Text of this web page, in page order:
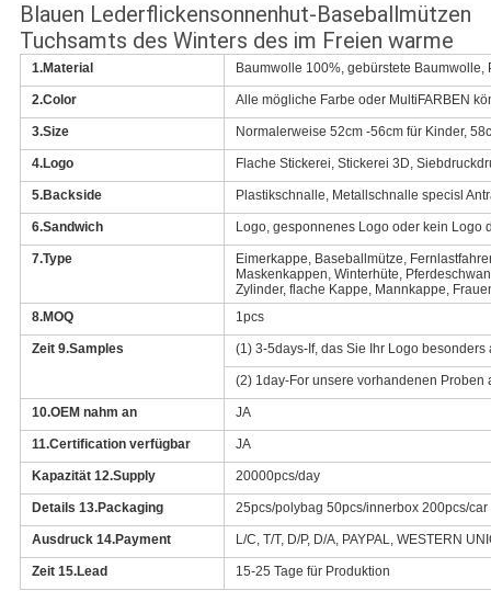
Blauen Lederflickensonnenhut-Baseballmützen
Tuchsamts des Winters des im Freien warme
1.Material Baumwolle 100%, gebürstete Baumwolle,
2.Color Alle mögliche Farbe oder MultiFARBEN
3.Size Normalerweise 52cm -56cm für Kinder,
4.Logo Flache Stickerei, Stickerei 3D,
5.Backside Plastikschnalle, Metallschnalle specisl
6.Sandwich Logo, gesponnenes Logo oder kein Logo
7.Type
Eimerkappe, Baseballmütze,
Maskenkappen, Winterhüte,
Zylinder, flache Kappe, Mannkappe,
8.MOQ
1pcs
Zeit 9.Samples (1) 3-5days-If, das Sie Ihr Logo besonders
(2) 1day-For unsere vorhandenen Proben
10.OEM nahm an JA
11.Certification verfügbar JA
Kapazität 12.Supply 20000pcs/day
Details 13.Packaging 25pcs/polybag 50pcs/innerbox 200pcs/car
Ausdruck 14.Payment L/C, T/T, D/P, D/A, PAYPAL, WESTERN
Zeit 15.Lead 15-25 Tage für Produktion